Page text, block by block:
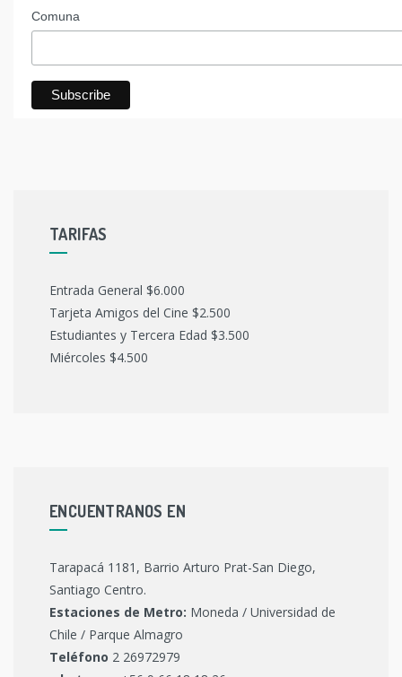
Comuna
TARIFAS
Entrada General $6.000
Tarjeta Amigos del Cine $2.500
Estudiantes y Tercera Edad $3.500
Miércoles $4.500
ENCUENTRANOS EN
Tarapacá 1181, Barrio Arturo Prat-San Diego,
Santiago Centro.
Estaciones de Metro: Moneda / Universidad de
Chile / Parque Almagro
Teléfono 2 26972979